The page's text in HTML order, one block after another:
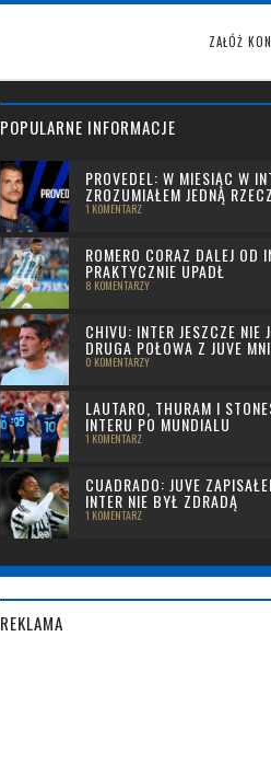
ZAŁÓŻ
POPULARNE INFORMACJE
PROVEDEL: W MIESIĄC W
ZROZUMIAŁEM JEDNĄ RZECZ
1 KOMENTARZ
ROMERO CORAZ DALEJ OD
PRAKTYCZNIE UPADŁ
8 KOMENTARZY
CHIVU: INTER JESZCZE NIE
DRUGA POŁOWA Z JUVE
0 KOMENTARZY
LAUTARO, THURAM I
INTERU PO MUNDIALU
1 KOMENTARZ
CUADRADO: JUVE
INTER NIE BYŁ ZDRADĄ
1 KOMENTARZ
REKLAMA